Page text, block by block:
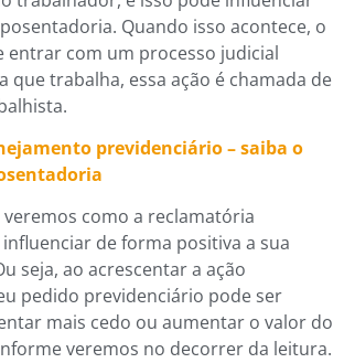
Quando isso acontece, o
entrar com um processo judicial
que trabalha, essa ação é chamada de
previdenciário – saiba o
veremos como a reclamatória
de forma positiva a sua
seja, ao acrescentar a ação
pedido previdenciário pode ser
mais cedo ou aumentar o valor do
veremos no decorrer da leitura.